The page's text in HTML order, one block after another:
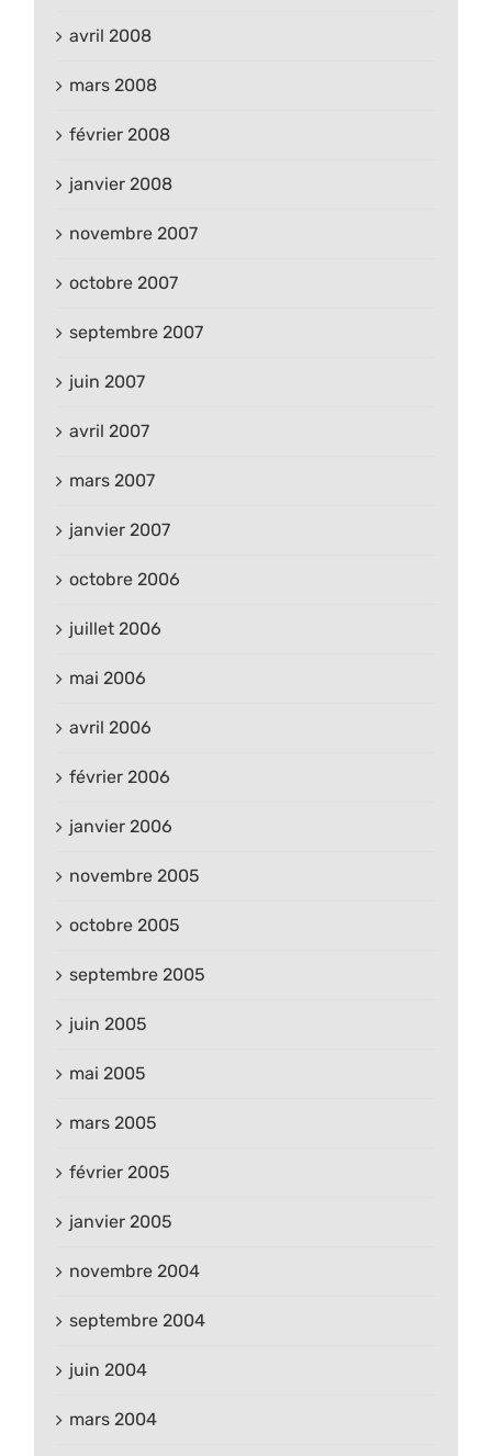
avril 2008
mars 2008
février 2008
janvier 2008
novembre 2007
octobre 2007
septembre 2007
juin 2007
avril 2007
mars 2007
janvier 2007
octobre 2006
juillet 2006
mai 2006
avril 2006
février 2006
janvier 2006
novembre 2005
octobre 2005
septembre 2005
juin 2005
mai 2005
mars 2005
février 2005
janvier 2005
novembre 2004
septembre 2004
juin 2004
mars 2004